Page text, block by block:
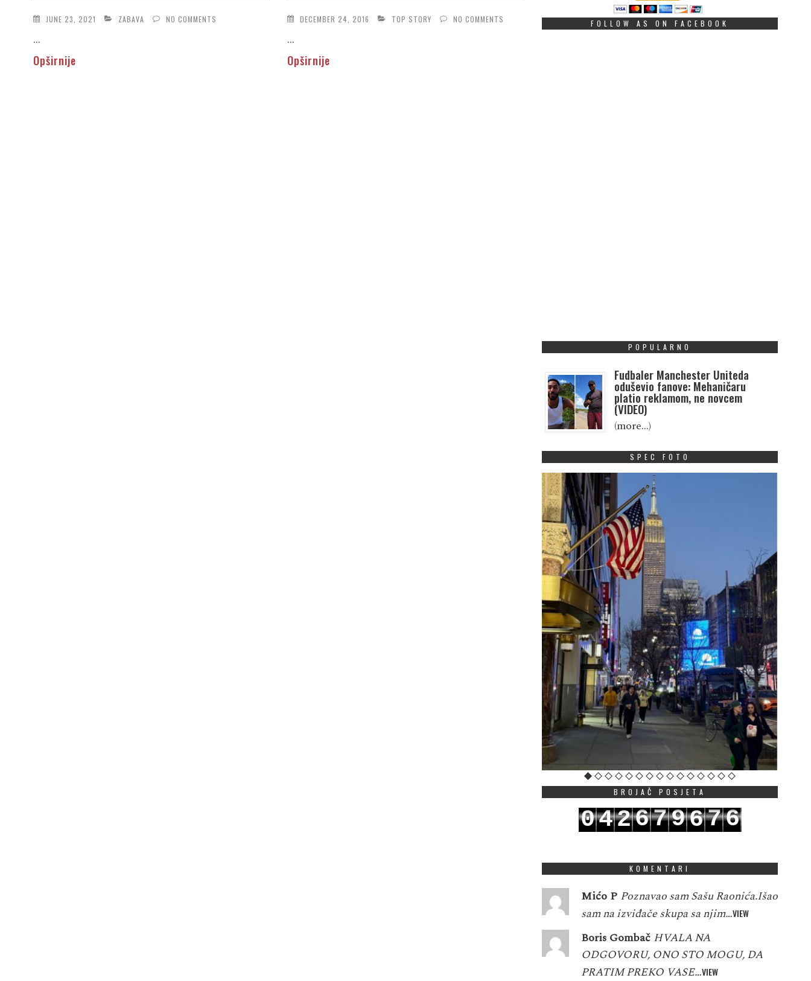
JUNE 23, 2021 ZABAVA NO COMMENTS
...
Opširnije
DECEMBER 24, 2016 TOP STORY NO COMMENTS
...
Opširnije
FOLLOW AS ON FACEBOOK
POPULARNO
Fudbaler Manchester Uniteda
oduševio fanove: Mehaničaru
platio reklamom, ne novcem
(VIDEO)
(more…)
SPEC FOTO
BROJAČ POSJETA
042679676
KOMENTARI
Mićo P Poznavao sam Sašu Raonića.Išao
sam na izviđače skupa sa njim…VIEW
Boris Gombač HVALA NA
ODGOVORU, ONO STO MOGU, DA
PRATIM PREKO VASE…VIEW